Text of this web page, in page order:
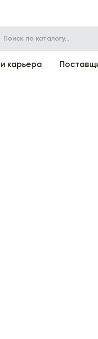
карьера